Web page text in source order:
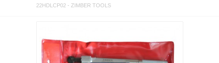
22HDLCP02 - ZIMBER TOOLS